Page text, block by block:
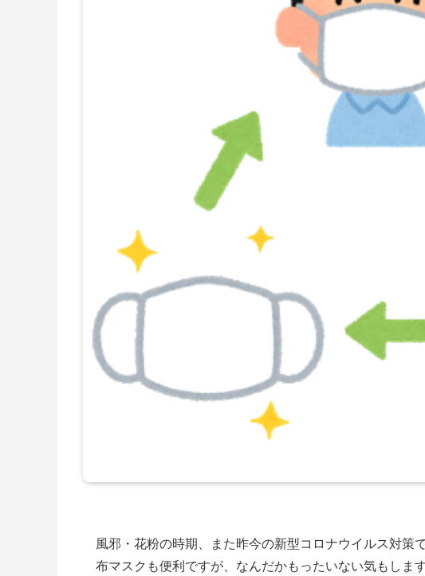
風邪・花粉の時期、また昨今の新型コロナウイルス対策
布マスクも便利ですが、なんだかもったいない気もします